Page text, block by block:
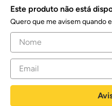
Este produto não está
Quero que me avisem quando